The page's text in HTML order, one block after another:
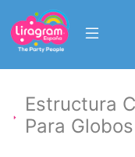
Estructura
Para